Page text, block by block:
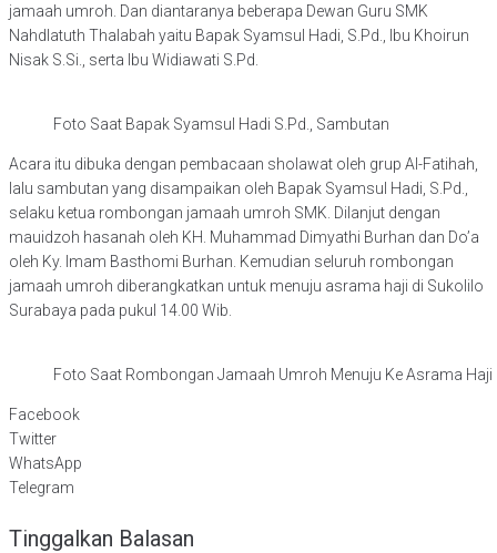
jamaah umroh. Dan diantaranya beberapa Dewan Guru SMK
Nahdlatuth Thalabah yaitu Bapak Syamsul Hadi, S.Pd., Ibu Khoirun
Nisak S.Si., serta Ibu Widiawati S.Pd.
Foto Saat Bapak Syamsul Hadi S.Pd., Sambutan
Acara itu dibuka dengan pembacaan sholawat oleh grup Al-Fatihah,
lalu sambutan yang disampaikan oleh Bapak Syamsul Hadi, S.Pd.,
selaku ketua rombongan jamaah umroh SMK. Dilanjut dengan
mauidzoh hasanah oleh KH. Muhammad Dimyathi Burhan dan Do’a
oleh Ky. Imam Basthomi Burhan. Kemudian seluruh rombongan
jamaah umroh diberangkatkan untuk menuju asrama haji di Sukolilo
Surabaya pada pukul 14.00 Wib.
Foto Saat Rombongan Jamaah Umroh Menuju Ke Asrama
Facebook
Twitter
WhatsApp
Telegram
Tinggalkan Balasan